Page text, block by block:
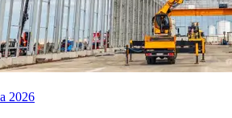
2026